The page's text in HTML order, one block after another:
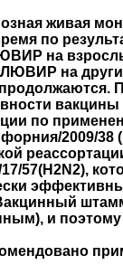
живая
по
на
на
по
2009/
57(H2N2),
и